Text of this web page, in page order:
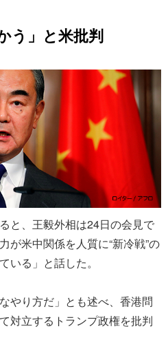
う」と米批判
と、王毅外相は24日の会見で
が米中関係を人質に“新冷戦”の
いる」と話した。
やり方だ」とも述べ、香港問
対立するトランプ政権を批判